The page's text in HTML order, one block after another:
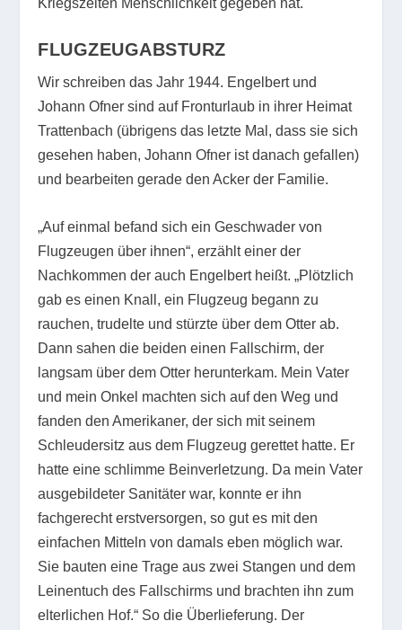
FLUGZEUGABSTURZ
Wir schreiben das Jahr 1944. Engelbert und
Johann Ofner sind auf Fronturlaub in ihrer Heimat
Trattenbach (übrigens das letzte Mal, dass sie sich
gesehen haben, Johann Ofner ist danach gefallen)
und bearbeiten gerade den Acker der Familie.
„Auf einmal befand sich ein Geschwader von
Flugzeugen über ihnen“, erzählt einer der
Nachkommen der auch Engelbert heißt. „Plötzlich
gab es einen Knall, ein Flugzeug begann zu
rauchen, trudelte und stürzte über dem Otter ab.
Dann sahen die beiden einen Fallschirm, der
langsam über dem Otter herunterkam. Mein Vater
und mein Onkel machten sich auf den Weg und
fanden den Amerikaner, der sich mit seinem
Schleudersitz aus dem Flugzeug gerettet hatte. Er
hatte eine schlimme Beinverletzung. Da mein Vater
ausgebildeter Sanitäter war, konnte er ihn
fachgerecht erstversorgen, so gut es mit den
einfachen Mitteln von damals eben möglich war.
Sie bauten eine Trage aus zwei Stangen und dem
Leinentuch des Fallschirms und brachten ihn zum
elterlichen Hof.“ So die Überlieferung. Der